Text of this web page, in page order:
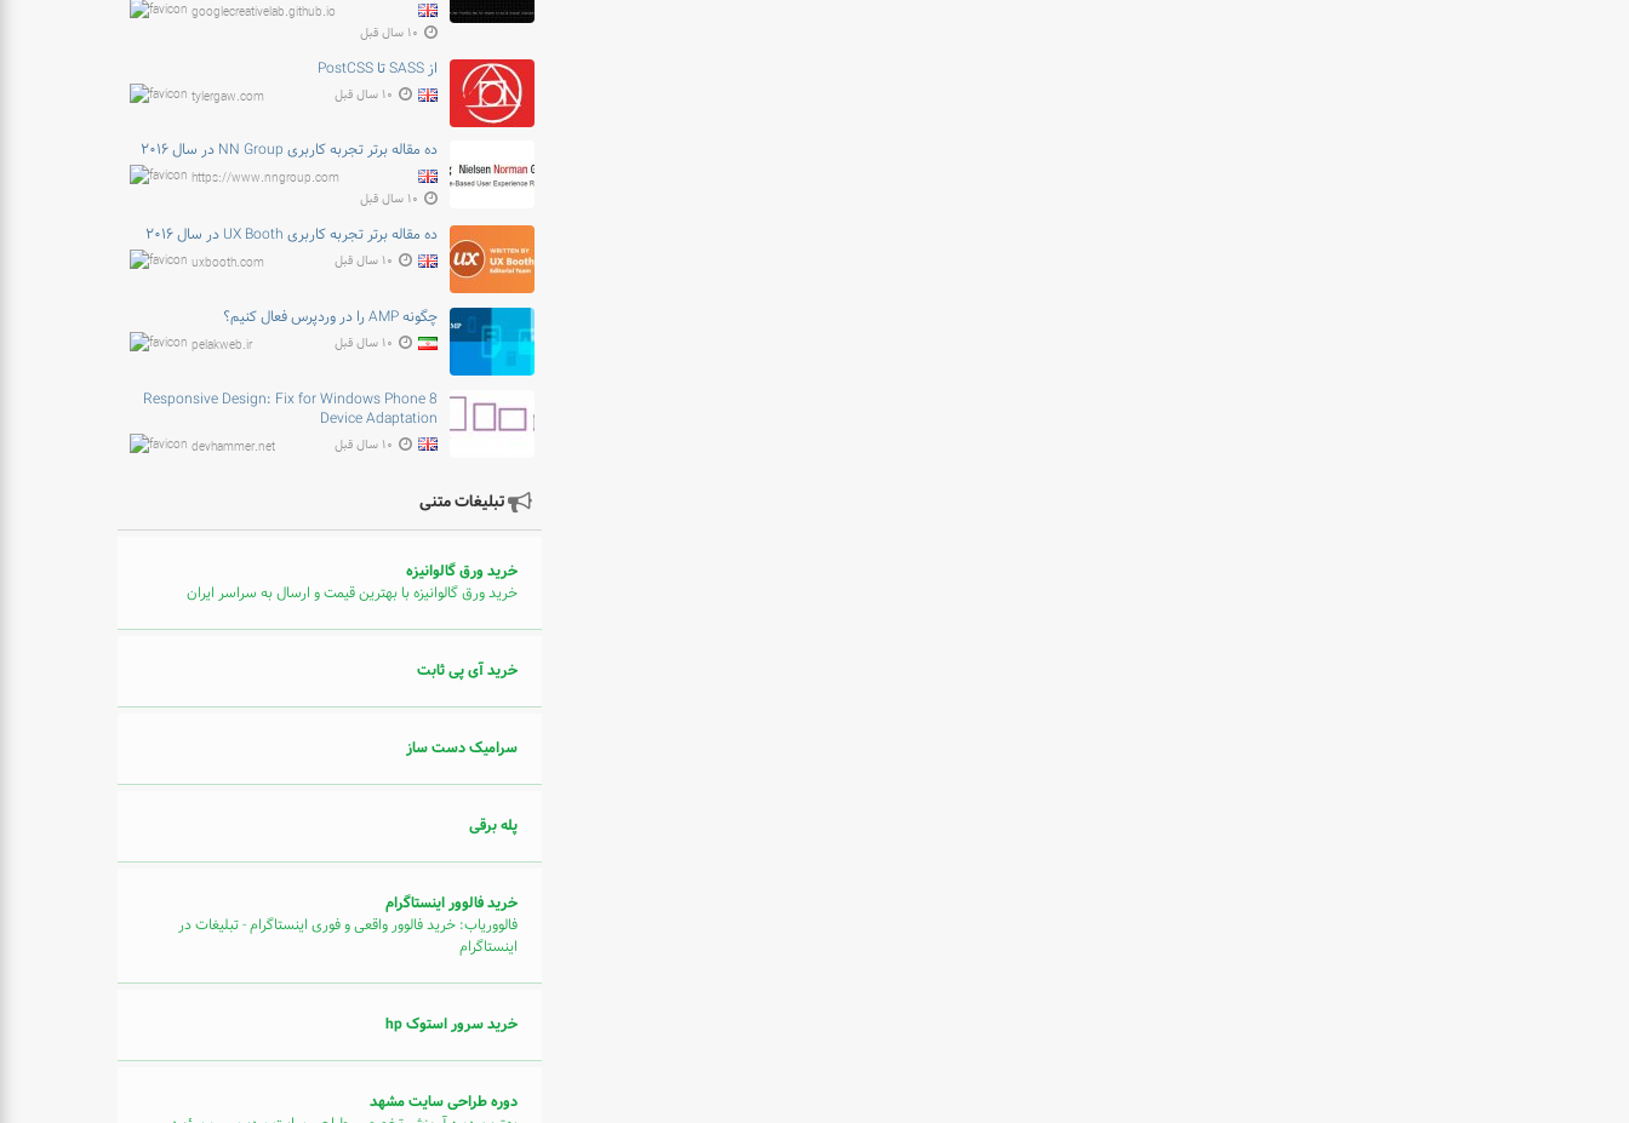
googlecreativelab.github.io
۱۰ سال قبل
از SASS تا PostCSS
tylergaw.com ۱۰ سال قبل
ده مقاله برتر تجربه کاربری NN Group در سال ۲۰۱۶
https://www.nngroup.com
۱۰ سال قبل
ده مقاله برتر تجربه کاربری UX Booth در سال ۲۰۱۶
uxbooth.com ۱۰ سال قبل
چگونه AMP را در وردپرس فعال کنیم؟
pelakweb.ir ۱۰ سال قبل
Responsive Design: Fix for Windows Phone 8
Device Adaptation
devhammer.net ۱۰ سال قبل
تبلیغات متنی
خرید ورق گالوانیزه
خرید ورق گالوانیزه با بهترین قیمت و ارسال به سراسر ایران
خرید آی پی ثابت
سرامیک دست ساز
پله برقی
خرید فالوور اینستاگرام
فالووریاب: خرید فالوور واقعی و فوری اینستاگرام - تبلیغات در
اینستاگرام
خرید سرور استوک hp
دوره طراحی سایت مشهد